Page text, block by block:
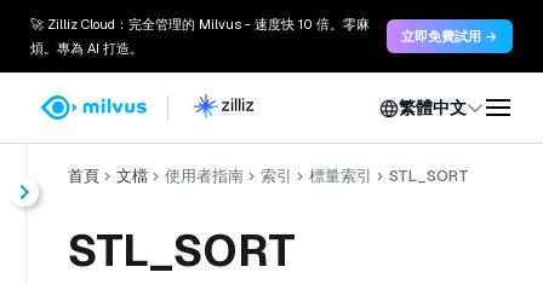
🚀 Zilliz Cloud：完全管理的 Milvus - 速度快 10 倍。零麻
煩。專為 AI 打造。
立即免費試用 →
繁體中文
首頁 文檔 使用者指南 索引 標量索引 STL_SORT
STL_SORT